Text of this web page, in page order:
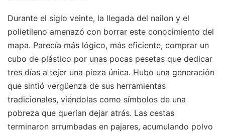
Durante el siglo veinte, la llegada del nailon y el
polietileno amenazó con borrar este conocimiento del
mapa. Parecía más lógico, más eficiente, comprar un
cubo de plástico por unas pocas pesetas que dedicar
tres días a tejer una pieza única. Hubo una generación
que sintió vergüenza de sus herramientas
tradicionales, viéndolas como símbolos de una
pobreza que querían dejar atrás. Las cestas
terminaron arrumbadas en pajares, acumulando polvo